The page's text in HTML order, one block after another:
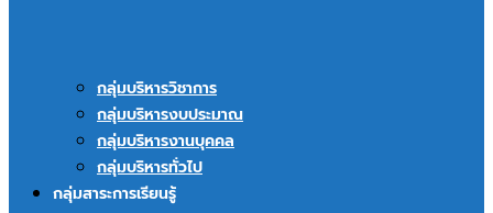
กลุ่มบริหารวิชาการ
กลุ่มบริหารงบประมาณ
กลุ่มบริหารงานบุคคล
กลุ่มบริหารทั่วไป
กลุ่มสาระการเรียนรู้